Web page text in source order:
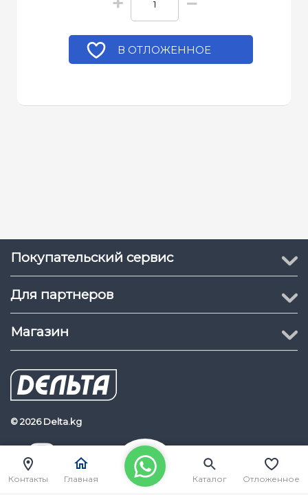
В ОТЛОЖЕННОЕ
Покупательский сервис
Для партнеров
Магазин
© 2026 Delta.kg
Delta.kg
Контакты Главная Каталог Отложенное